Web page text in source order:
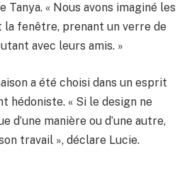
Tanya. « Nous avons imaginé les
fenêtre, prenant un verre de
avec leurs amis. »
a été choisi dans un esprit
hédoniste. « Si le design ne
d’une manière ou d’une autre,
son travail », déclare Lucie.